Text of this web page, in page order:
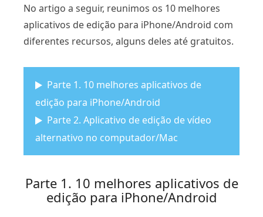
No artigo a seguir, reunimos os 10 melhores
aplicativos de edição para iPhone/Android com
diferentes recursos, alguns deles até gratuitos.
Parte 1. 10 melhores aplicativos de
edição para iPhone/Android
Parte 2. Aplicativo de edição de vídeo
alternativo no computador/Mac
Parte 1. 10 melhores aplicativos de
edição para iPhone/Android